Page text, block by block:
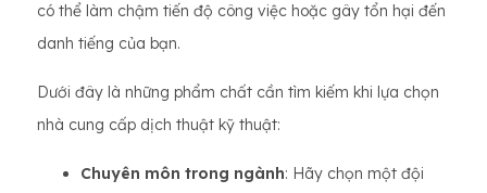
có thể làm chậm tiến độ công việc hoặc gây tổn hại đến
danh tiếng của bạn.
Dưới đây là những phẩm chất cần tìm kiếm khi lựa chọn
nhà cung cấp dịch thuật kỹ thuật:
Chuyên môn trong ngành: Hãy chọn một đội